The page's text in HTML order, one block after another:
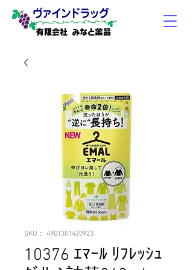
有限会社 みなと薬品
SKU： 4901301420923
10376 ｴﾏｰﾙ ﾘﾌﾚｯｼｭ